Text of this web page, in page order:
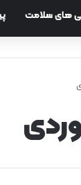
های سلامت